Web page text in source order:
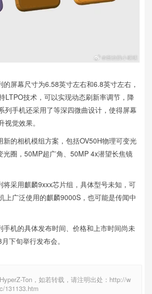
屏幕尺寸为6.58英寸左右和6.8英寸左右，
LTPO技术，可以实现动态刷新率调节，降
列手机还采用了等深四微曲设计，使得屏幕
觉效果。
新的相机模组方案，包括OV50H物理可变光
光圈，50MP超广角、50MP 4x潜望长焦镜
将采用麒麟9xxx芯片组，具体型号未知，可
上广泛使用的麒麟9000S，也可能是传闻中
手机的具体发布时间、价格和上市时间尚未
下旬举行发布会。
Ton，如若转载，请注明出处：http://w
131133.htm